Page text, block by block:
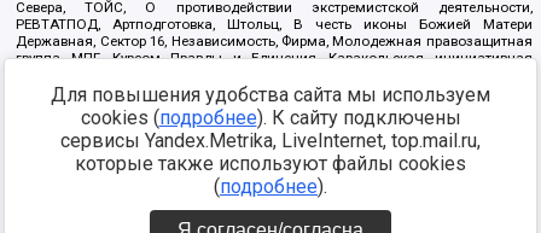
Севера, ТОЙС, О противодействии экстремистской деятельности,
РЕВТАТПОД, Артподготовка, Штольц, В честь иконы Божией Матери
Державная, Сектор 16, Независимость, Фирма, Молодежная правозащитная
группа МПГ, Курсом Правды и Единения, Каракольская инициативная
Благотворительный пансионат Ак Умут, Русская республика Русь,
Арестантское уголовное единство, Башкорт, Нация и свобода, W.H.С., Фалунь
Дафа, Иртыш Ultras, Русский Патриотический клуб-Новокузнецк/РПК,
Сибирский державный союз, Фонд борьбы с коррупцией, Фонд защиты прав
граждан, Штабы Навального, Совет граждан СССР Прикубанского округа г.
https://minjust.gov.ru/ru/documents/7822/
Для повышения удобства сайта мы используем
cookies (подробнее). К сайту подключены
сервисы Yandex.Metrika, LiveInternet, top.mail.ru,
которые также используют файлы cookies
(подробнее).